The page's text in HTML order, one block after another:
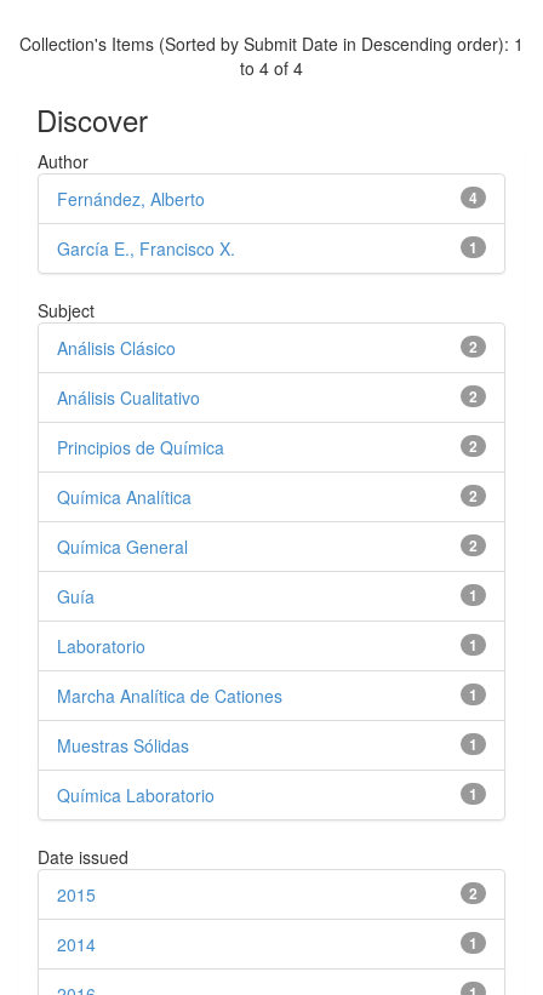
Collection's Items (Sorted by Submit Date in Descending order): 1
to 4 of 4
Discover
Author
4
Fernández, Alberto
1
García E., Francisco X.
Subject
2
Análisis Clásico
2
Análisis Cualitativo
2
Principios de Química
2
Química Analítica
2
Química General
1
Guía
1
Laboratorio
1
Marcha Analítica de Cationes
1
Muestras Sólidas
1
Química Laboratorio
Date issued
2
2015
1
2014